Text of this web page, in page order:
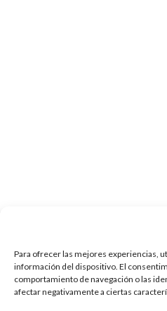
Para ofrecer las mejores experiencias,
información del dispositivo. El
comportamiento de navegación o las
afectar negativamente a ciertas